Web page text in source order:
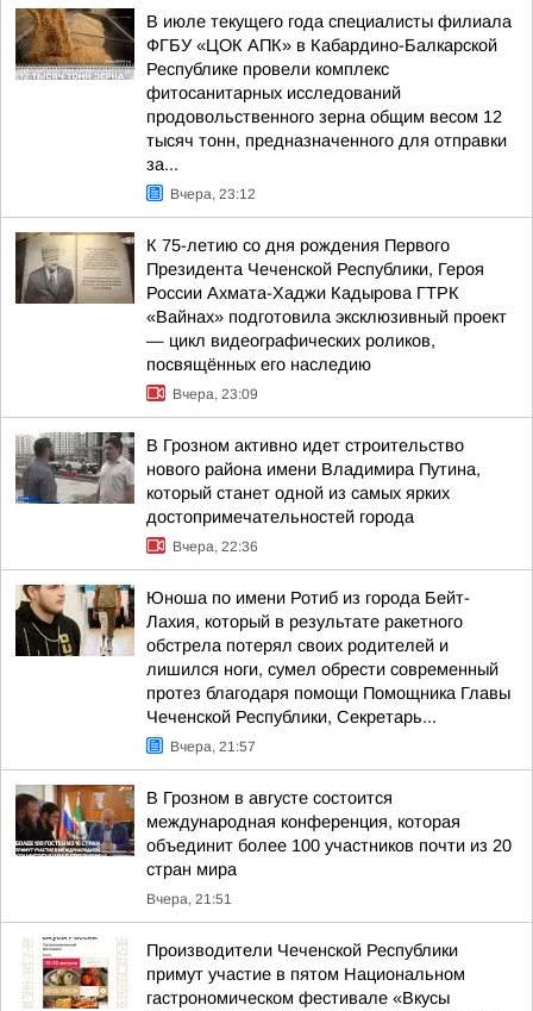
В июле текущего года специалисты филиала
ФГБУ «ЦОК АПК» в Кабардино-Балкарской
Республике провели комплекс
фитосанитарных исследований
продовольственного зерна общим весом 12
тысяч тонн, предназначенного для отправки
за...
Вчера, 23:12
К 75-летию со дня рождения Первого
Президента Чеченской Республики, Героя
России Ахмата-Хаджи Кадырова ГТРК
«Вайнах» подготовила эксклюзивный проект
— цикл видеографических роликов,
посвящённых его наследию
Вчера, 23:09
В Грозном активно идет строительство
нового района имени Владимира Путина,
который станет одной из самых ярких
достопримечательностей города
Вчера, 22:36
Юноша по имени Ротиб из города Бейт-
Лахия, который в результате ракетного
обстрела потерял своих родителей и
лишился ноги, сумел обрести современный
протез благодаря помощи Помощника Главы
Чеченской Республики, Секретарь...
Вчера, 21:57
В Грозном в августе состоится
международная конференция, которая
объединит более 100 участников почти из 20
стран мира
Вчера, 21:51
Производители Чеченской Республики
примут участие в пятом Национальном
гастрономическом фестивале «Вкусы